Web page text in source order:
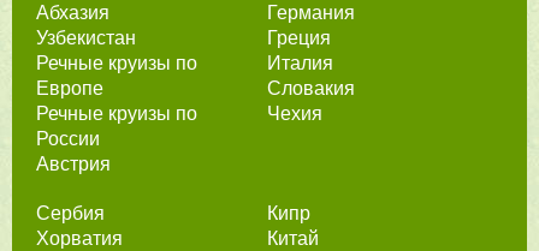
Абхазия
Узбекистан
Речные круизы по
Европе
Речные круизы по
России
Австрия
Германия
Греция
Италия
Словакия
Чехия
Сербия
Хорватия
Кипр
Китай